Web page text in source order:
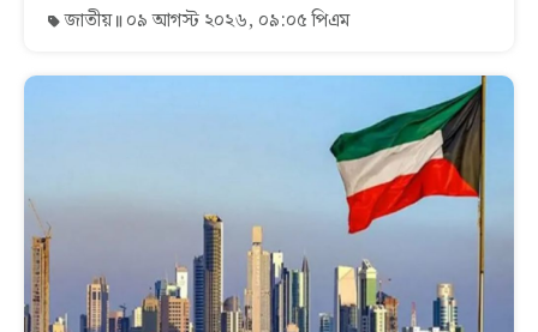
জাতীয় ০৯ আগস্ট ২০২৬, ০৯:০৫ পিএম